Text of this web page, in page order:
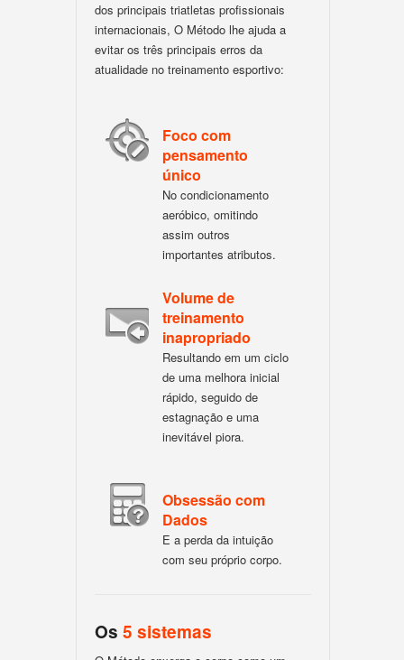
dos principais triatletas profissionais
internacionais, O Método lhe ajuda a
evitar os três principais erros da
atualidade no treinamento esportivo:
Foco com
pensamento
único
No condicionamento
aeróbico, omitindo
assim outros
importantes atributos.
Volume de
treinamento
inapropriado
Resultando em um ciclo
de uma melhora inicial
rápido, seguido de
estagnação e uma
inevitável piora.
Obsessão com
Dados
E a perda da intuição
com seu próprio corpo.
Os 5 sistemas